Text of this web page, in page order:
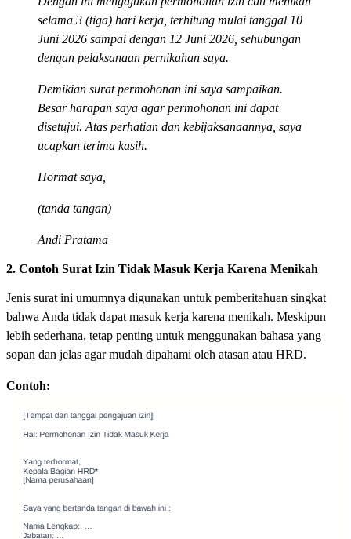
selama 3 (tiga) hari kerja, terhitung mulai tanggal 10
Juni 2026 sampai dengan 12 Juni 2026, sehubungan
dengan pelaksanaan pernikahan saya.
Demikian surat permohonan ini saya sampaikan.
Besar harapan saya agar permohonan ini dapat
disetujui. Atas perhatian dan kebijaksanaannya, saya
ucapkan terima kasih.
Hormat saya,
(tanda tangan)
Andi Pratama
2. Contoh Surat Izin Tidak Masuk Kerja Karena Menikah
Jenis surat ini umumnya digunakan untuk pemberitahuan singkat
bahwa Anda tidak dapat masuk kerja karena menikah. Meskipun
lebih sederhana, tetap penting untuk menggunakan bahasa yang
sopan dan jelas agar mudah dipahami oleh atasan atau HRD.
Contoh: